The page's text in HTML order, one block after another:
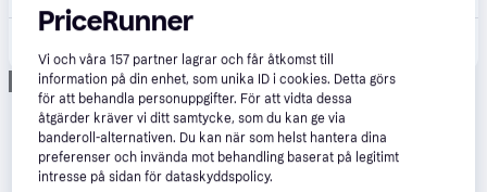
Annons
PriceRunner
Vi och våra157 partner lagrar och får åtkomst till
information på din enhet, som unika ID i cookies. Detta görs
för att behandla personuppgifter. För att vidta dessa
åtgärder kräver vi ditt samtycke, som du kan ge via
banderoll-alternativen. Du kan när som helst hantera dina
preferenser och invända mot behandling baserat på legitimt
intresse på sidan för dataskyddspolicy.